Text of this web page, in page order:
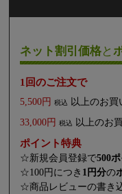
ネット割引価格と
1回のご注文で
5,500円 税込 以上のお買
33,000円
税込 以上のお
ポイント特典
☆新規会員登録で500
☆100円につき 1円分の
☆商品レビューの書き